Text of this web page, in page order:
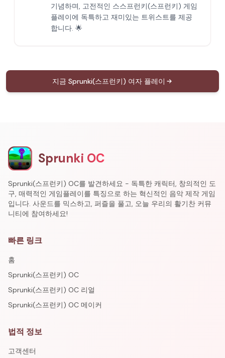
기념하며, 고전적인 스스프런키(스프런키) 게임
플레이에 독특하고 재미있는 트위스트를 제공
합니다. 🌟
지금 Sprunki(스프런키) 여자 플레이
Sprunki OC
Sprunki(스프런키) OC를 발견하세요 - 독특한 캐릭터, 창의적인 도
구, 매력적인 게임플레이를 특징으로 하는 혁신적인 음악 제작 게임
입니다. 사운드를 믹스하고, 퍼즐을 풀고, 오늘 우리의 활기찬 커뮤
니티에 참여하세요!
빠른 링크
홈
Sprunki(스프런키) OC
Sprunki(스프런키) OC 리얼
Sprunki(스프런키) OC 메이커
법적 정보
고객센터